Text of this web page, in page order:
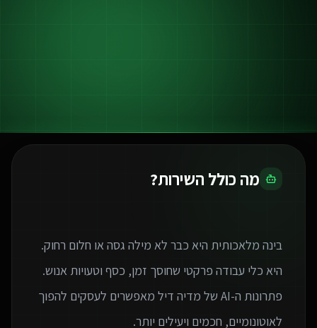
מה כולל השירות?
בינה מלאכותית היא כבר לא מילה גסה או חלום רחוק.
פתרונות ה-AI של מדיה דיל מאפשרים לעסקים להפוך